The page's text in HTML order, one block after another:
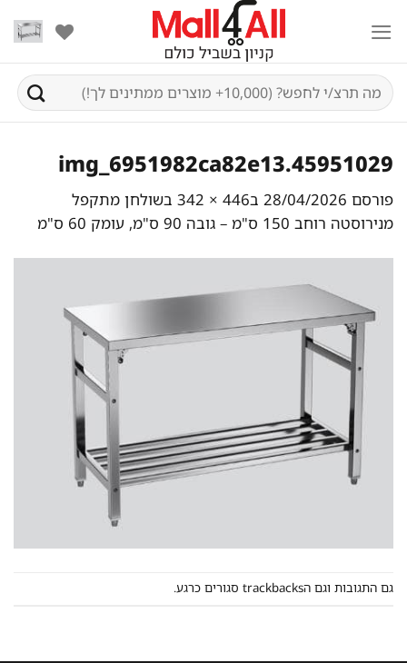
content
חיפוש
עבור:
img_6951982ca82e13.45951029
פורסם 28/04/2026 ב446 × 342 בשולחן מתקפל
מנירוסטה רוחב 150 ס"מ – גובה 90 ס"מ, עומק 60 ס"מ
גם התגובות וגם הtrackbacks סגורים כרגע.